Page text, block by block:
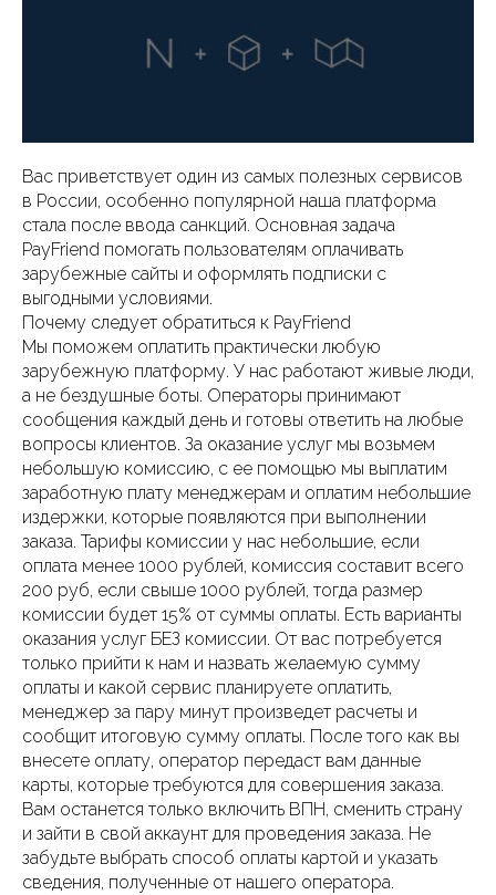
Вас приветствует один из самых полезных сервисов
в России, особенно популярной наша платформа
стала после ввода санкций. Основная задача
PayFriend помогать пользователям оплачивать
зарубежные сайты и оформлять подписки с
выгодными условиями.
Почему следует обратиться к PayFriend
Мы поможем оплатить практически любую
зарубежную платформу. У нас работают живые люди,
а не бездушные боты. Операторы принимают
сообщения каждый день и готовы ответить на любые
вопросы клиентов. За оказание услуг мы возьмем
небольшую комиссию, с ее помощью мы выплатим
заработную плату менеджерам и оплатим небольшие
издержки, которые появляются при выполнении
заказа. Тарифы комиссии у нас небольшие, если
оплата менее 1000 рублей, комиссия составит всего
200 руб, если свыше 1000 рублей, тогда размер
комиссии будет 15% от суммы оплаты. Есть варианты
оказания услуг БЕЗ комиссии. От вас потребуется
только прийти к нам и назвать желаемую сумму
оплаты и какой сервис планируете оплатить,
менеджер за пару минут произведет расчеты и
сообщит итоговую сумму оплаты. После того как вы
внесете оплату, оператор передаст вам данные
карты, которые требуются для совершения заказа.
Вам останется только включить ВПН, сменить страну
и зайти в свой аккаунт для проведения заказа. Не
забудьте выбрать способ оплаты картой и указать
сведения, полученные от нашего оператора.